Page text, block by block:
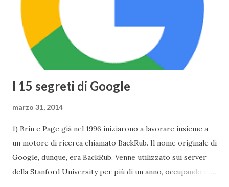
Taptic Engine , che permette di rilevare la pesantezza del
tocco, il Display si baserà sulla tecnologia Retina ed avrà
una risoluzione di 2304x1440 . Tuttavia Apple per
ottimizzare ...
I 15 segreti di Google
marzo 31, 2014
1) Brin e Page già nel 1996 iniziarono a lavorare insieme a
un motore di ricerca chiamato BackRub. Il nome originale di
Google, dunque, era BackRub. Venne utilizzato sui server
della Stanford University per più di un anno, occupando alla